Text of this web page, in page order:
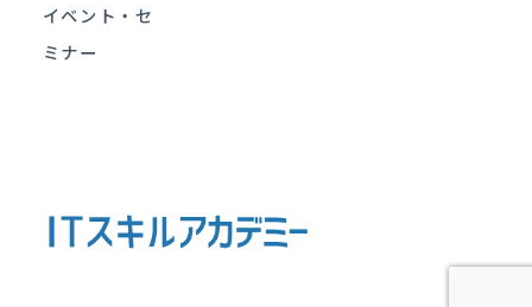
イベント・セ
ミナー